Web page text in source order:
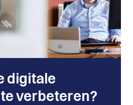
digitale
verbeteren?